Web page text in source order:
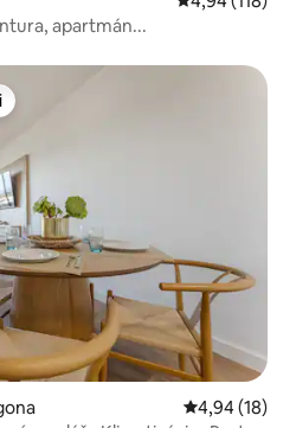
apartmán...
Priemerné
4,94 (18)